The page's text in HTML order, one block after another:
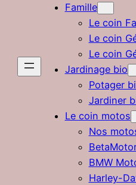
Famille
Le coin
Le coin
Le coin
Jardinage bio
Potager
Jardiner
Le coin motos
Nos
BMW
Harley-